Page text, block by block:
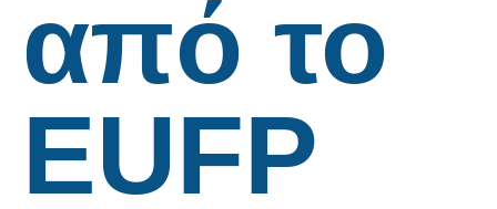
από το
EUFP